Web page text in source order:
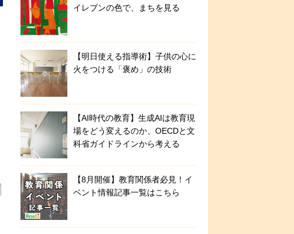
イレブンの色で、まちを見る
【明日使える指導術】子供の心に
火をつける「褒め」の技術
【AI時代の教育】生成AIは教育現
場をどう変えるのか、OECDと文
科省ガイドラインから考える
【8月開催】教育関係者必見！イ
ベント情報記事一覧はこちら